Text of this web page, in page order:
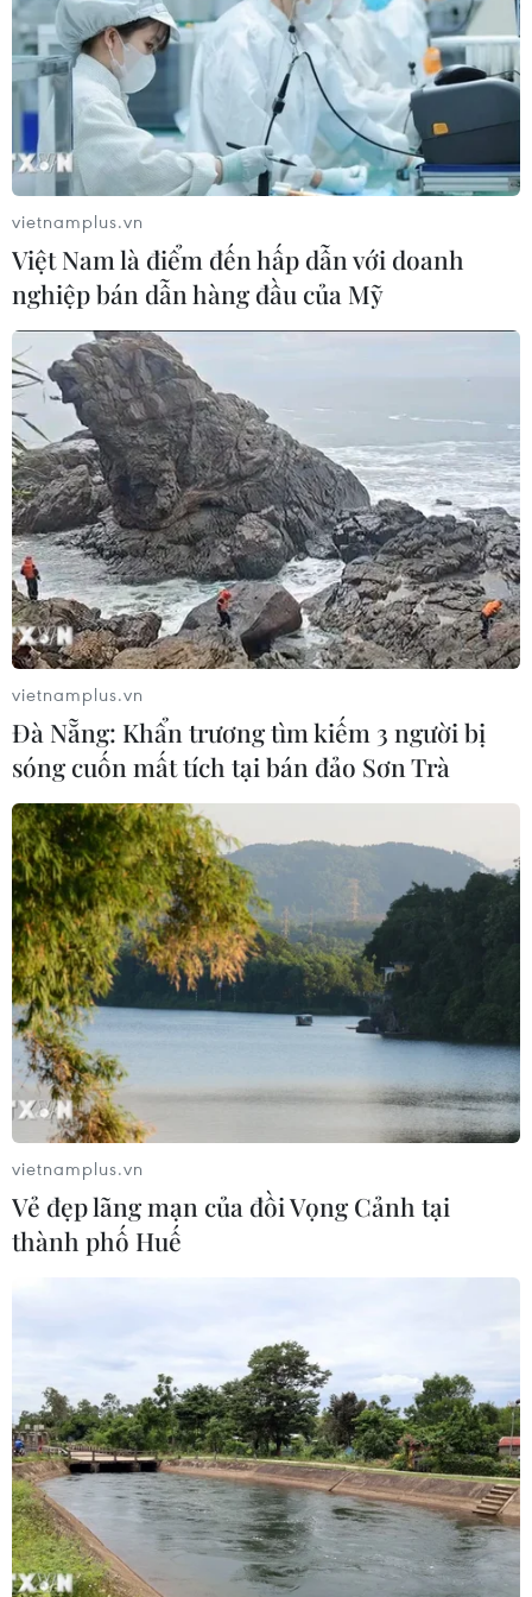
TIN CÙNG CHUYÊN MỤC
Chủ tịch Quốc hội Lào
Xaysomphone Phomvihane từ trần
08/08/2026 17:30
Bang Hessen của Đức mong muốn
vietnamplus.vn
Việt Nam là điểm đến hấp dẫn với doanh
nghiệp bán dẫn hàng đầu của Mỹ
vietnamplus.vn
Đà Nẵng: Khẩn trương tìm kiếm 3 người bị
sóng cuốn mất tích tại bán đảo Sơn Trà
vietnamplus.vn
Vẻ đẹp lãng mạn của đồi Vọng Cảnh tại
thành phố Huế